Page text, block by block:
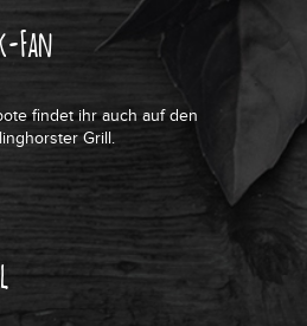
Fan
findet ihr auch auf den
Grill.